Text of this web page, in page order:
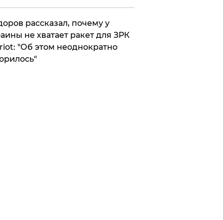
рассказал, почему у
не хватает ракет для ЗРК
"Об этом неоднократно